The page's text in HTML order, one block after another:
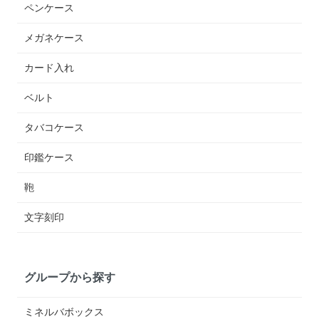
ペンケース
メガネケース
カード入れ
ベルト
タバコケース
印鑑ケース
鞄
文字刻印
グループから探す
ミネルバボックス